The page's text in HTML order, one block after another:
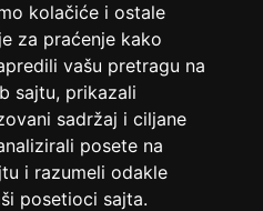
kolačiće i ostale
za praćenje kako
vašu pretragu na
sajtu, prikazali
sadržaj i ciljane
posete na
i razumeli odakle
posetioci sajta.